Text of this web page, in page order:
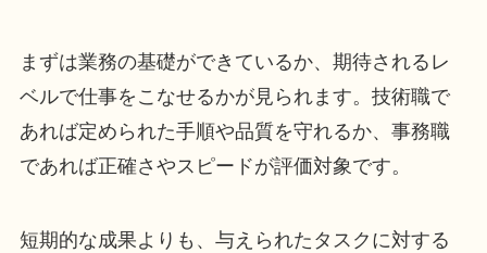
まずは業務の基礎ができているか、期待されるレ
ベルで仕事をこなせるかが見られます。技術職で
あれば定められた手順や品質を守れるか、事務職
であれば正確さやスピードが評価対象です。
短期的な成果よりも、与えられたタスクに対する